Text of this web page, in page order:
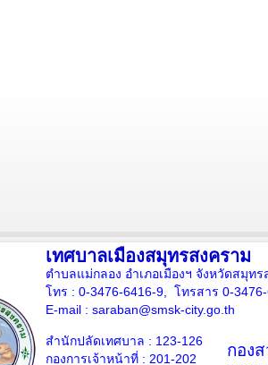
เทศบาลเมืองสมุทรสงคราม
ตำบลแม่กลอง อำเภอเมืองฯ จังหวัดสมุท
โทร : 0-3476-6416-9, โทรสาร 0-
E-mail : saraban@smsk-city.go.th
สำนักปลัดเทศบาล : 123-126
กองการเจ้าหน้าที่ : 201-202
กอง